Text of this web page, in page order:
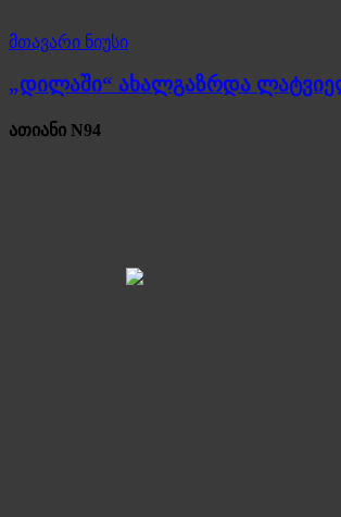
მთავარი ნიუსი
„დილაში“ ახალგაზრდა
ათიანი N94